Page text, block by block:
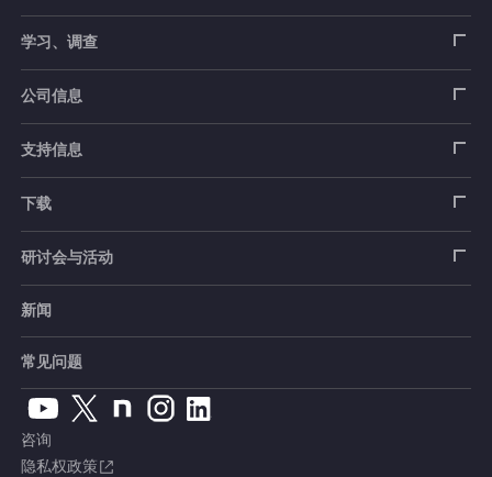
载荷传感器
加速度传感器
压力传感器
土木用传感器
载荷传感器
土压计
倾斜计
钢筋计
汽车用传感器
安全带拉力传感器
手刹・变速杆操作力传感器
人体假人传感器
测量器
指示器和显示器
校验器
软件
测量系统
交通系统（铁路）
汽车用测量系统
土木用测量系统
电桥盒
电缆・接头
附件
产品、服务Topics
学习、调查
应变片
传感器
测量仪器
看视频了解仪器的使用方法
公司信息
销售网络
公司概况
支持信息
安全数据表（SDS）
产品目录、资料下载
停产产品一览
销售网络
常见问题
下载
产品目录
使用说明书
CAD数据
软件版本升级
综合产品目录
研讨会与活动
展览会
新闻
常见问题
咨询
隐私权政策